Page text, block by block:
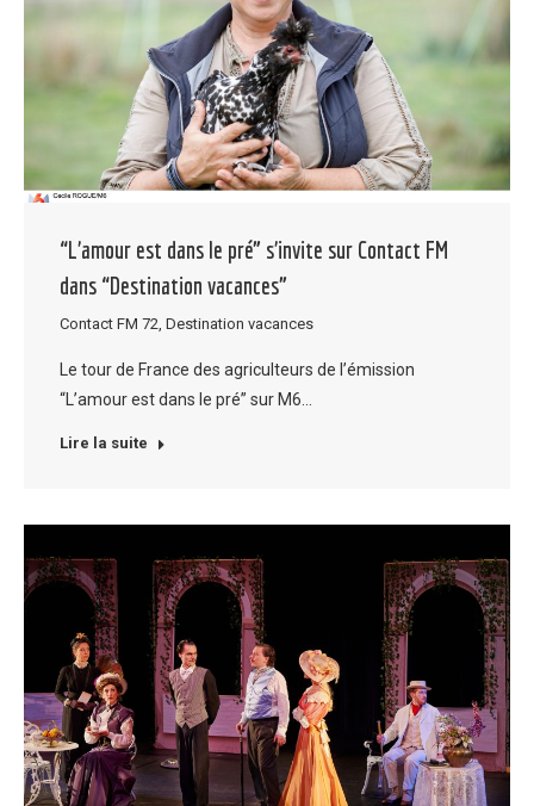
“L’amour est dans le pré” s’invite sur Contact FM
dans “Destination vacances”
Contact FM 72 Destination vacances
Le tour de France des agriculteurs de l’émission
“L’amour est dans le pré” sur M6…
Lire la suite